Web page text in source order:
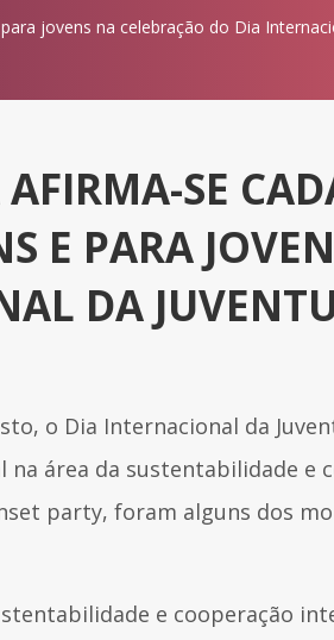
jovens na celebração do Dia
SE
E PARA
DA
o Dia Internacional da
área da sustentabilidade e
party, foram alguns dos
e cooperação